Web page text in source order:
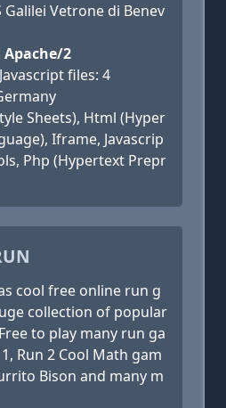
Vetrone di Benev
2
files: 4
Sheets), Html (Hyper
Iframe, Javascrip
Php (Hypertext Prepr
cool free online run g
collection of popular
to play many run ga
Run 2 Cool Math gam
Bison and many m